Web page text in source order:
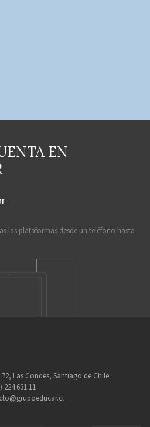
EN
las plataformas desde un teléfono hasta
Las Condes, Santiago de Chile.
224 631 11